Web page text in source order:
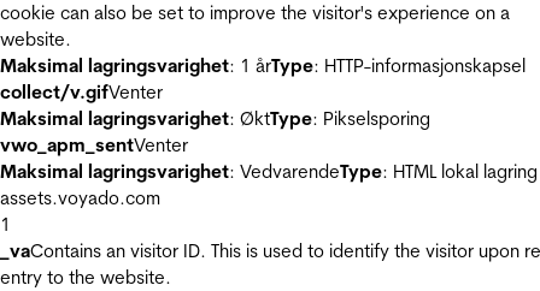
cookie can also be set to improve the visitor's experience on a
website.
Maksimal lagringsvarighet: 1 årType: HTTP-informasjonskapsel
collect/v.gifVenter
Maksimal lagringsvarighet: ØktType: Pikselsporing
vwo_apm_sentVenter
Maksimal lagringsvarighet: VedvarendeType: HTML lokal lagring
assets.voyado.com
1
_vaContains an visitor ID. This is used to identify the visitor upon
entry to the website.